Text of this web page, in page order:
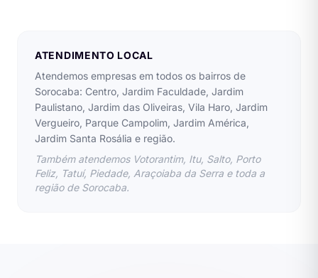
ATENDIMENTO LOCAL
Atendemos empresas em todos os bairros de
Sorocaba: Centro, Jardim Faculdade, Jardim
Paulistano, Jardim das Oliveiras, Vila Haro, Jardim
Vergueiro, Parque Campolim, Jardim América,
Jardim Santa Rosália e região.
Também atendemos Votorantim, Itu, Salto, Porto
Feliz, Tatuí, Piedade, Araçoiaba da Serra e toda a
região de Sorocaba.